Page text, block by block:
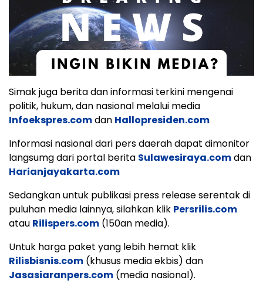
Simak juga berita dan informasi terkini mengenai
politik, hukum, dan nasional melalui media
Infoekspres.comdan Hallopresiden.com
Informasi nasional dari pers daerah dapat dimonitor
langsumg dari portal berita Sulawesiraya.comdan
Harianjayakarta.com
Sedangkan untuk publikasi press release serentak di
puluhan media lainnya, silahkan klik Persrilis.com
atau Rilispers.com (150an media).
Untuk harga paket yang lebih hemat klik
Rilisbisnis.com (khusus media ekbis) dan
Jasasiaranpers.com (media nasional).